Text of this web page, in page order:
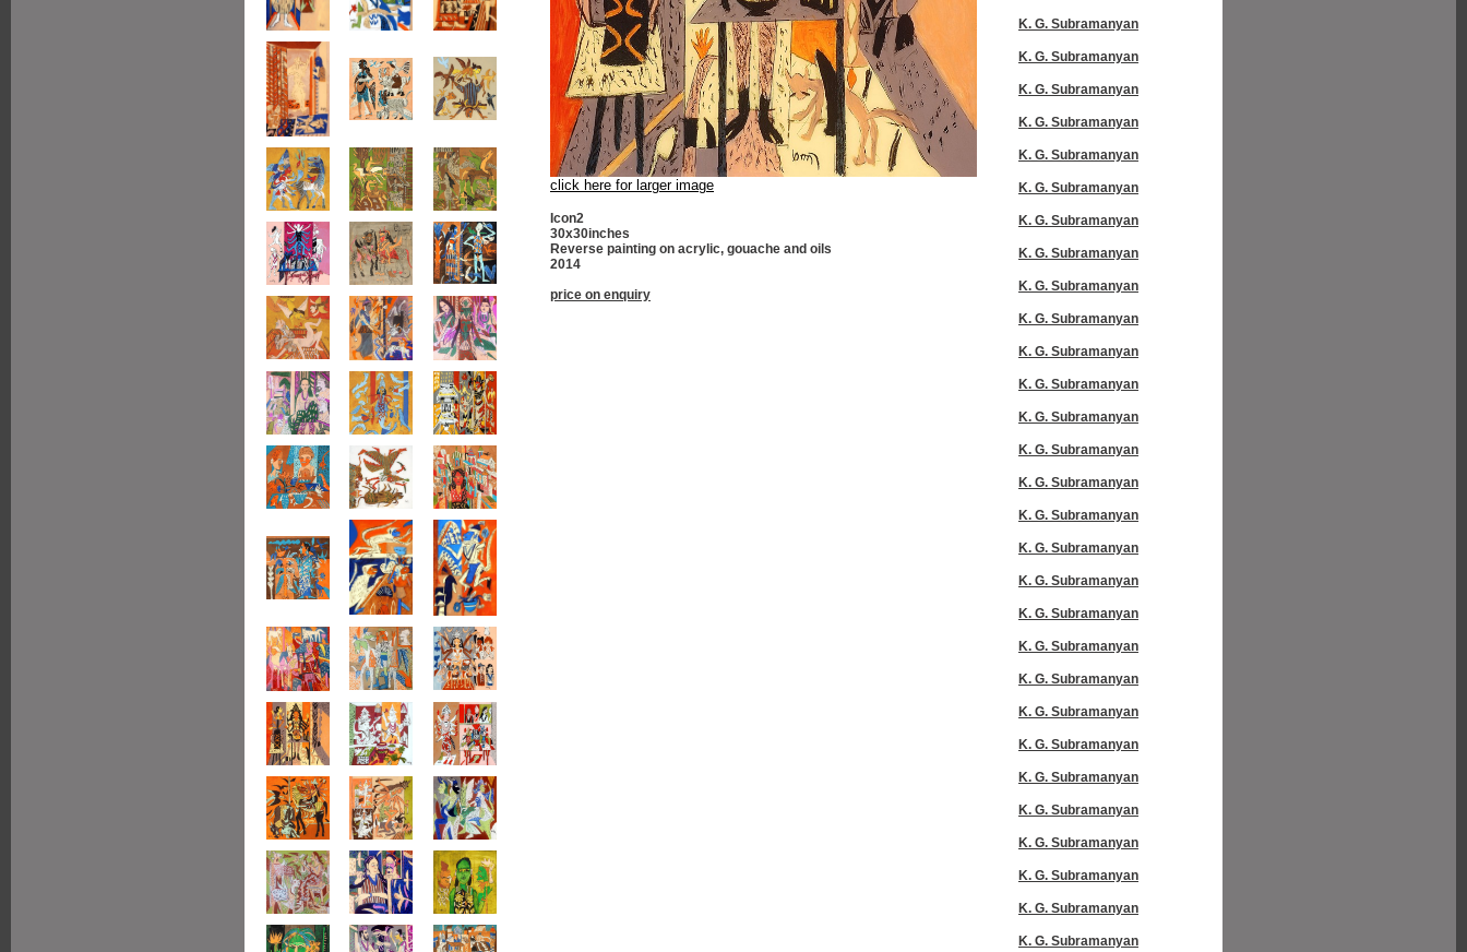
click here for larger image
Icon2
30x30inches
Reverse painting on acrylic, gouache and oils
2014
price on enquiry
K. G. Subramanyan
K. G. Subramanyan
K. G. Subramanyan
K. G. Subramanyan
K. G. Subramanyan
K. G. Subramanyan
K. G. Subramanyan
K. G. Subramanyan
K. G. Subramanyan
K. G. Subramanyan
K. G. Subramanyan
K. G. Subramanyan
K. G. Subramanyan
K. G. Subramanyan
K. G. Subramanyan
K. G. Subramanyan
K. G. Subramanyan
K. G. Subramanyan
K. G. Subramanyan
K. G. Subramanyan
K. G. Subramanyan
K. G. Subramanyan
K. G. Subramanyan
K. G. Subramanyan
K. G. Subramanyan
K. G. Subramanyan
K. G. Subramanyan
K. G. Subramanyan
K. G. Subramanyan